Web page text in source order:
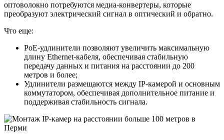
оптоволокно потребуются медиа-конвертеры, которые
преобразуют электрический сигнал в оптический и обратно.
Что еще:
PoE-удлинители позволяют увеличить максимальную
длину Ethernet-кабеля, обеспечивая стабильную
передачу данных и питания на расстоянии до 200
метров и более;
Удлинители размещаются между IP-камерой и основным
коммутатором, обеспечивая дополнительное питание и
поддерживая стабильность сигнала.